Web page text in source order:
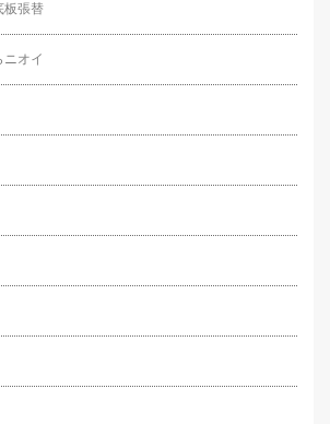
板張替
ニオイ